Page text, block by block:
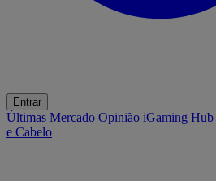
Entrar
Últimas Mercado Opinião iGaming Hub
e Cabelo